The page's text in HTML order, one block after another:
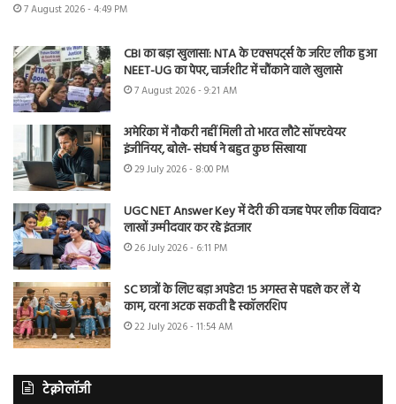
7 August 2026 - 4:49 PM
CBI का बड़ा खुलासा: NTA के एक्सपर्ट्स के जरिए लीक हुआ
NEET-UG का पेपर, चार्जशीट में चौंकाने वाले खुलासे
7 August 2026 - 9:21 AM
अमेरिका में नौकरी नहीं मिली तो भारत लौटे सॉफ्टवेयर
इंजीनियर, बोले- संघर्ष ने बहुत कुछ सिखाया
29 July 2026 - 8:00 PM
UGC NET Answer Key में देरी की वजह पेपर लीक विवाद?
लाखों उम्मीदवार कर रहे इंतजार
26 July 2026 - 6:11 PM
SC छात्रों के लिए बड़ा अपडेट! 15 अगस्त से पहले कर लें ये
काम, वरना अटक सकती है स्कॉलरशिप
22 July 2026 - 11:54 AM
टेक्नोलॉजी